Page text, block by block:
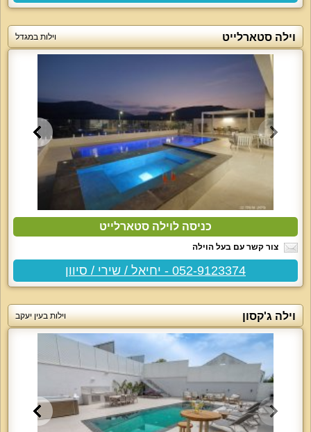
וילה סטארלייט וילות במגדל
כניסה לוילה סטארלייט
צור קשר עם בעל הוילה
052-9123374 - יחיאל / שירי / סיוון
וילה ג'קסון וילות בעין יעקב